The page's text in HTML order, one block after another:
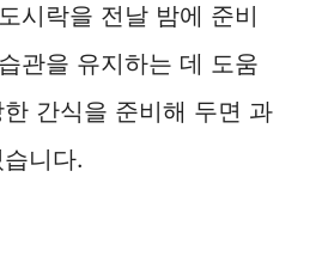
시락을 전날 밤에 준비
관을 유지하는 데 도움
간식을 준비해 두면 과
니다.